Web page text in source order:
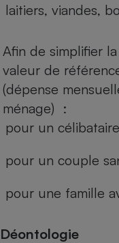
laitiers, viandes,
Afin de simplifier
valeur de
(dépense
ménage) :
pour un
pour un couple
pour une famille
Déontologie